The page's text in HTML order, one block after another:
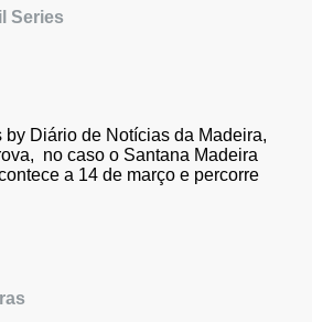
Series
by Diário de Notícias da Madeira,
no caso o Santana Madeira
a 14 de março e percorre